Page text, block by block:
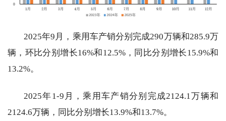
2025年9月，乘用车产销分别完成290万辆和285.9万
辆，环比分别增长16%和12.5%，同比分别增长15.9%和
13.2%。
2025年1-9月，乘用车产销分别完成2124.1万辆和
2124.6万辆，同比分别增长13.9%和13.7%。